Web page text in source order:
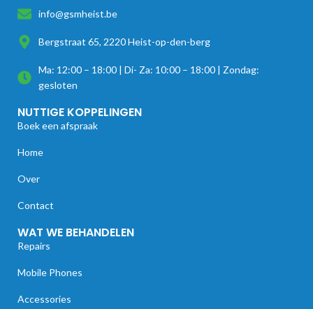
info@gsmheist.be
Bergstraat 65, 2220 Heist-op-den-berg
Ma: 12:00 – 18:00 | Di- Za: 10:00 – 18:00 | Zondag:
gesloten
NUTTIGE KOPPELINGEN
Boek een afspraak
Home
Over
Contact
WAT WE BEHANDELEN
Repairs
Mobile Phones
Accessories